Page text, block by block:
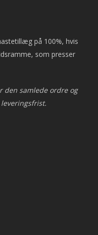
på 100%, hvis
som presser
samlede ordre og